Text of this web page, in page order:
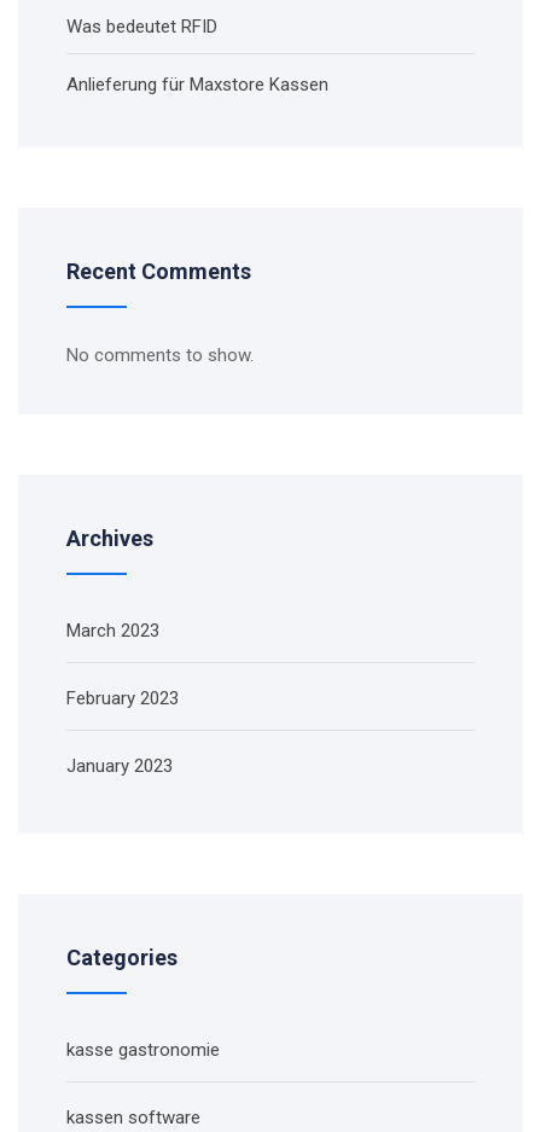
Was bedeutet RFID
Anlieferung für Maxstore Kassen
Recent Comments
No comments to show.
Archives
March 2023
February 2023
January 2023
Categories
kasse gastronomie
kassen software